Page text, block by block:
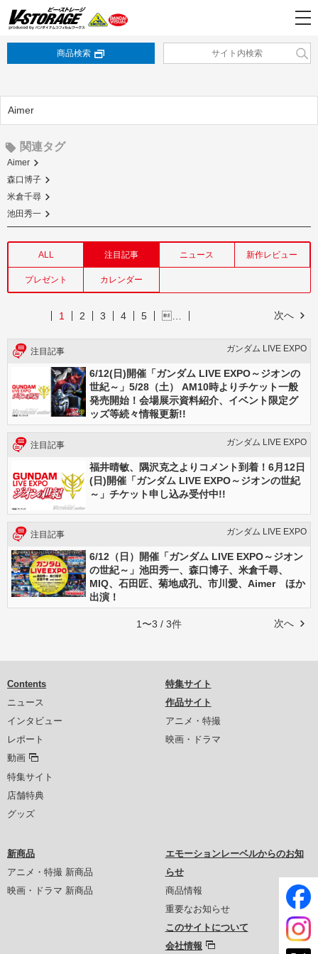
商品検索
Aimer
関連タグ
Aimer
森口博子
米倉千尋
池田秀一
ALL 注目記事 ニュース 新作レビュー
プレゼント カレンダー
次へ
1 2 3 4 5 …
注目記事 ガンダム LIVE EXPO
6/12(日)開催「ガンダム LIVE EXPO～ジオンの
世紀～」5/28（土） AM10時よりチケット一般
発売開始！会場展示資料紹介、イベント限定グ
ッズ等続々情報更新!!
注目記事 ガンダム LIVE EXPO
福井晴敏、隅沢克之よりコメント到着！6月12日
(日)開催「ガンダム LIVE EXPO～ジオンの世紀
～」チケット申し込み受付中!!
注目記事 ガンダム LIVE EXPO
6/12（日）開催「ガンダム LIVE EXPO～ジオン
の世紀～」池田秀一、森口博子、米倉千尋、
MIQ、石田匠、菊地成孔、市川愛、Aimer ほか
出演！
次へ
1〜3 / 3件
Contents
ニュース
インタビュー
レポート
動画
特集サイト
店舗特典
グッズ
特集サイト
作品サイト
アニメ・特撮
映画・ドラマ
新商品
アニメ・特撮 新商品
映画・ドラマ 新商品
エモーションレーベルからのお知
らせ
商品情報
重要なお知らせ
このサイトについて
会社情報